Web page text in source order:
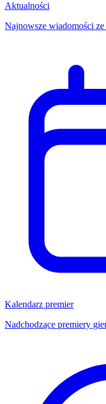
Aktualności
Najnowsze wiadomości
Kalendarz premier
Nadchodzące premiery